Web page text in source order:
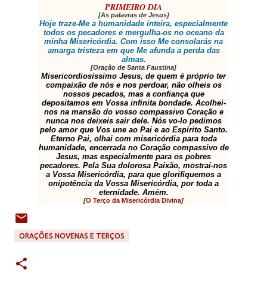
PRIMEIRO DIA
[As palavras de Jesus]
Hoje traze-Me a humanidade inteira, especialmente
todos os pecadores e mergulha-os no oceano da
minha Misericórdia. Com isso Me consolarás na
amarga tristeza em que Me afunda a perda das
almas.
[Oração de Santa Faustina]
Misericordiosíssimo Jesus, de quem é próprio ter
compaixão de nós e nos perdoar, não olheis os
nossos pecados, mas a confiança que
depositamos em Vossa infinita bondade. Acolhei-
nos na mansão do vosso compassivo Coração e
nunca nos deixeis sair dele. Nós vo-lo pedimos
pelo amor que Vos une ao Pai e ao Espírito Santo.
Eterno Pai, olhai com misericórdia para toda
humanidade, encerrada no Coração compassivo de
Jesus, mas especialmente para os pobres
pecadores. Pela Sua dolorosa Paixão, mostrai-nos
a Vossa Misericórdia, para que glorifiquemos a
onipotência da Vossa Misericórdia, por toda a
eternidade. Amém.
[O Terço da Misericórdia Divina]
ORAÇÕES NOVENAS E TERÇOS